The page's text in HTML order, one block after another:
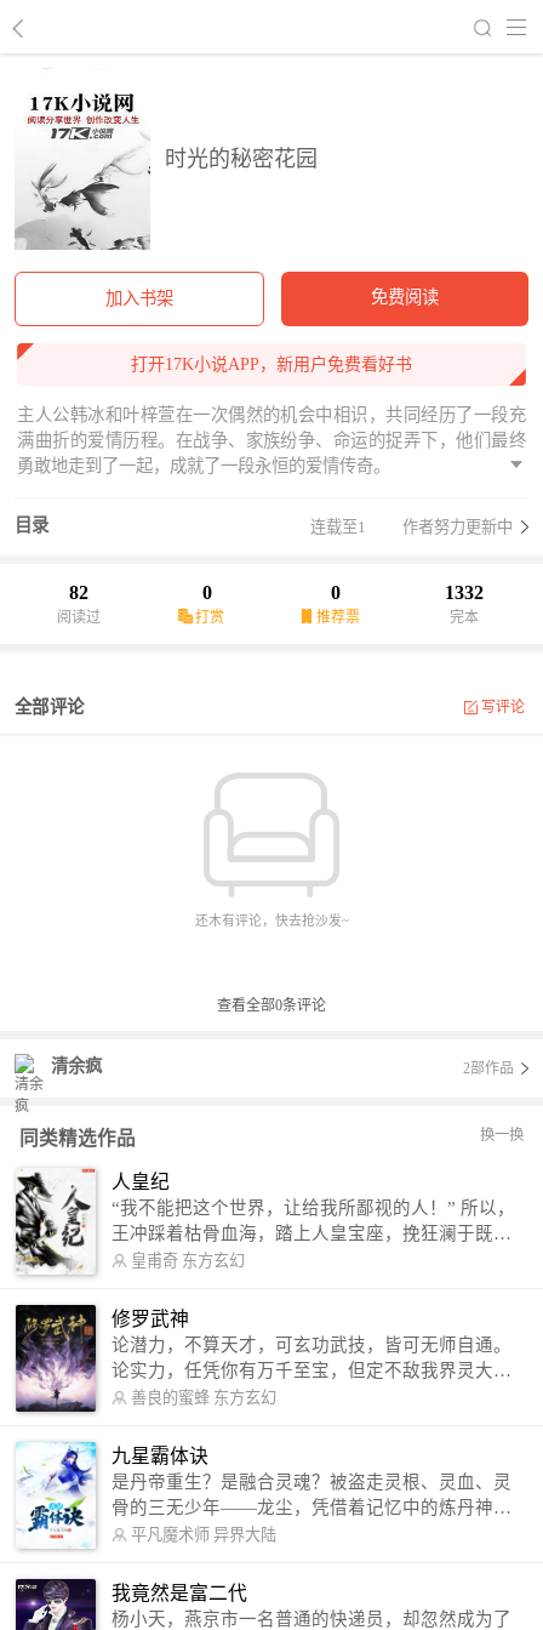
时光的秘密花园
加入书架 免费阅读
打开17K小说APP，新用户免费看好书
主人公韩冰和叶梓萱在一次偶然的机会中相识，共同经历了一段充
满曲折的爱情历程。在战争、家族纷争、命运的捉弄下，他们最终
勇敢地走到了一起，成就了一段永恒的爱情传奇。
目录 连载至1 作者努力更新中
82
阅读过
0
打赏
0
推荐票
1332
完本
全部评论 写评论
还木有评论，快去抢沙发~
查看全部0条评论
清余疯 2部作品
同类精选作品 换一换
人皇纪
“我不能把这个世界，让给我所鄙视的人！” 所以，
王冲踩着枯骨血海，踏上人皇宝座，挽狂澜于既
倒，扶大厦之将倾，成就了一段无上的传说！ 微信
微博：皇甫奇（地址：http://weibo.com/u/25284575
87） QQ交流群：320238210【普通群】 574501330
【VIP订阅群】 欢迎大家关注。
皇甫奇 东方玄幻
修罗武神
论潜力，不算天才，可玄功武技，皆可无师自通。
论实力，任凭你有万千至宝，但定不敌我界灵大
军。 我是谁？天下众生视我为修罗，却不知，我以
信公众号：善良的蜜蜂后援会）
善良的蜜蜂 东方玄幻
九星霸体诀
是丹帝重生？是融合灵魂？被盗走灵根、灵血、灵
骨的三无少年——龙尘，凭借着记忆中的炼丹神
术，修行神秘功法九星霸体诀，拨开重重迷雾，解
勾搭各色美女，镇压恶鬼邪神。 江湖传闻：龙
尘一到，地吼天啸。龙尘一出，鬼泣神哭。 本
平凡魔术师 异界大陆
我竟然是富二代
杨小天，燕京市一名普通的快递员，却忽然成为了